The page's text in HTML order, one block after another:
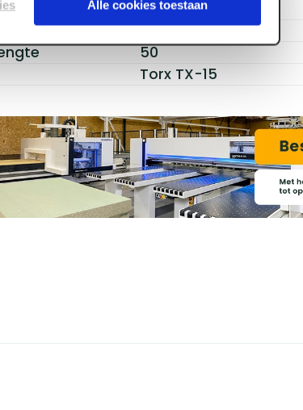
Alle cookies toestaan
Deeldraad
Bolkop
50
Torx TX-15